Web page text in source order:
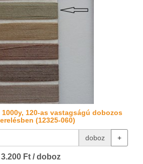
120-as vastagságú dobozos
(12325-060)
doboz +
3.200 Ft / doboz